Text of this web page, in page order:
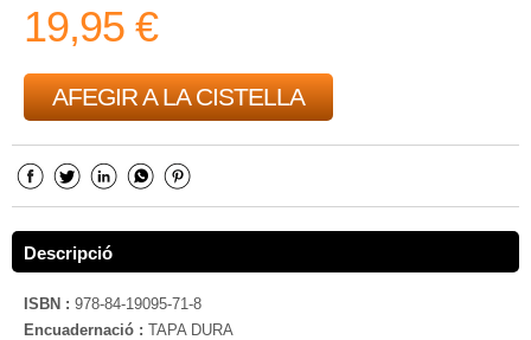
19,95 €
AFEGIR A LA CISTELLA
Descripció
ISBN : 978-84-19095-71-8
Encuadernació : TAPA DURA